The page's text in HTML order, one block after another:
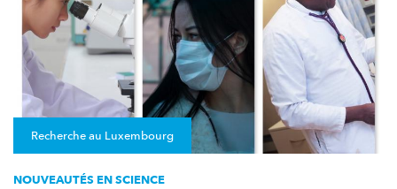
Recherche au Luxembourg
NOUVEAUTÉS EN SCIENCE